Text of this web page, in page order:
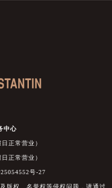
中心
正常营业）
正常营业）
号-27
版权、名誉权等侵权问题，请通过